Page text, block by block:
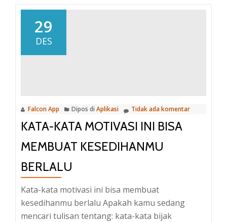
Mungkin
kamu
perlu
motivasi
berikut
29
DES
Falcon App Dipos di Aplikasi Tidak ada komentar
KATA-KATA MOTIVASI INI BISA
MEMBUAT KESEDIHANMU
BERLALU
Kata-kata motivasi ini bisa membuat
kesedihanmu berlalu Apakah kamu sedang
mencari tulisan tentang: kata-kata bijak